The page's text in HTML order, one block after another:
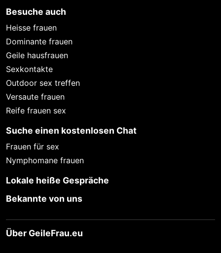
Besuche auch
Heisse frauen
Dominante frauen
Geile hausfrauen
Sexkontakte
Outdoor sex treffen
Versaute frauen
Reife frauen sex
Suche einen kostenlosen Chat
Frauen für sex
Nymphomane frauen
Lokale heiße Gespräche
Bekannte von uns
Über GeileFrau.eu